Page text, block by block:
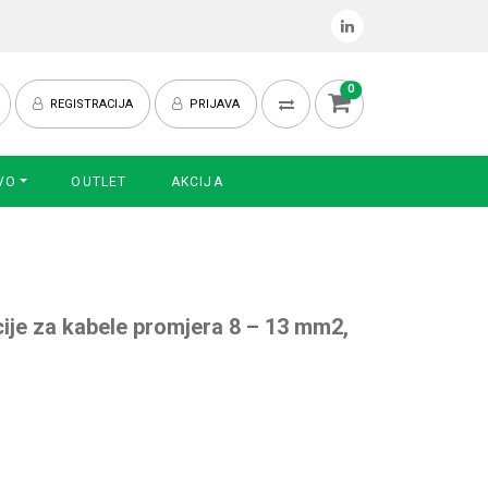
REGISTRACIJA PRIJAVA
0
OUTLET AKCIJA
za kabele promjera 8 – 13 mm2,